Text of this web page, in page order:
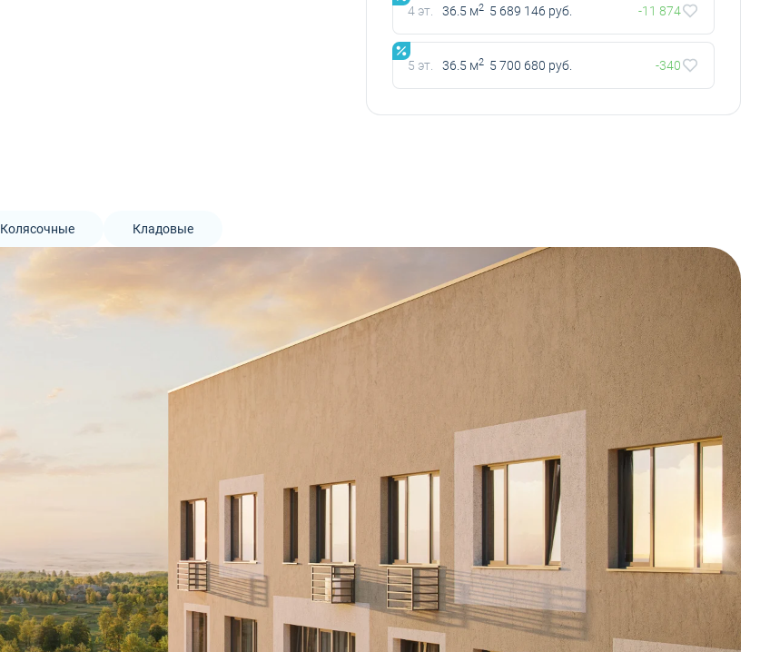
4 эт. 36.5 м2 5 689 146 руб. -11 874
5 эт. 36.5 м2 5 700 680 руб. -340
Колясочные Кладовые